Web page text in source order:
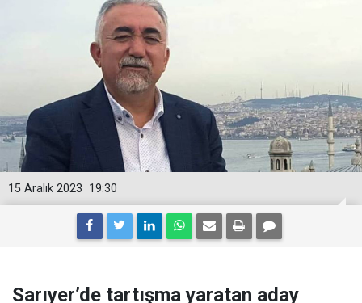
19:30
15 Aralık 2023
Sarıyer’de tartışma yaratan aday